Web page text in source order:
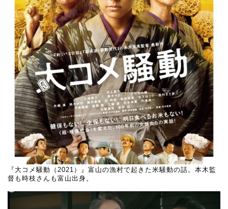
『大コメ騒動（2021）』富山の漁村で起きた米騒動の話。本木監
督も時枝さんも富山出身。